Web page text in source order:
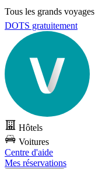
Tous les grands
DOTS gratuitement
Hôtels
Voitures
Centre d'aide
Mes réservations